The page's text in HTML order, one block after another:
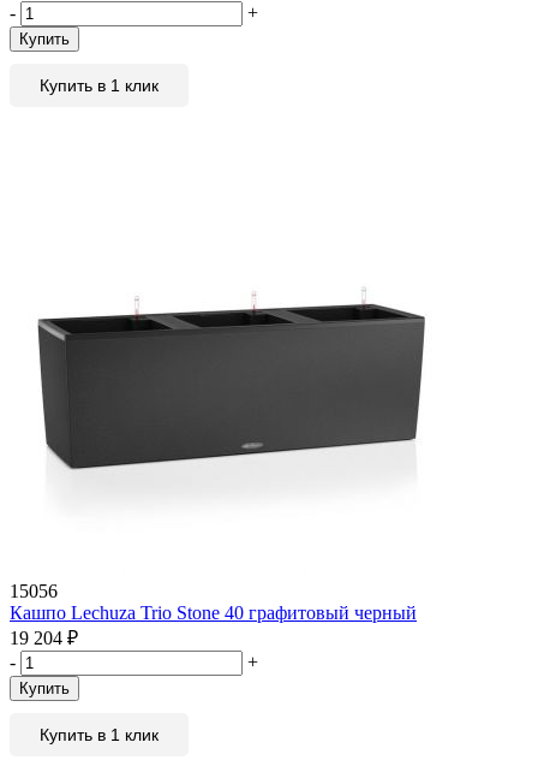
-
+
Купить
Купить в 1 клик
15056
Кашпо Lechuza Trio Stone 40 графитовый черный
19 204 ₽
-
+
Купить
Купить в 1 клик